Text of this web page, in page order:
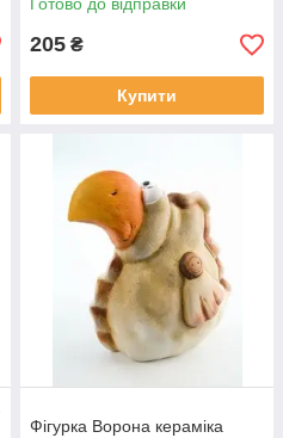
205 ₴
Купити
Фігурка Ворона кераміка